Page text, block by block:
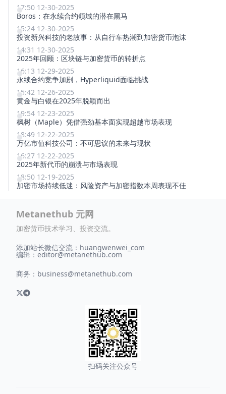
17:50 12-30-2025
Boros：在永续合约领域的潜在黑马
15:24 12-30-2025
投资新兴科技的老故事：从自行车热潮到加密货币泡沫
14:31 12-30-2025
2025年回顾：区块链与加密货币的转折点
16:13 12-29-2025
永续合约竞争加剧，Hyperliquid面临挑战
15:42 12-26-2025
黄金与白银在2025年脱颖而出
19:54 12-23-2025
枫树（Maple）凭借强劲基本面实现超越市场表现
18:49 12-22-2025
万亿市值科技公司：不可思议的未来与现状
16:27 12-22-2025
2025年新代币的崩溃与市场表现
18:50 12-19-2025
加密市场持续低迷：风险资产与加密指数本周表现不佳
Metanethub 元网
加密货币技术学习、投资交流。
添加站长微信交流：huangwenwei_com
编辑：editor@metanethub.com
商务： business@metanethub.com
扫码关注公众号